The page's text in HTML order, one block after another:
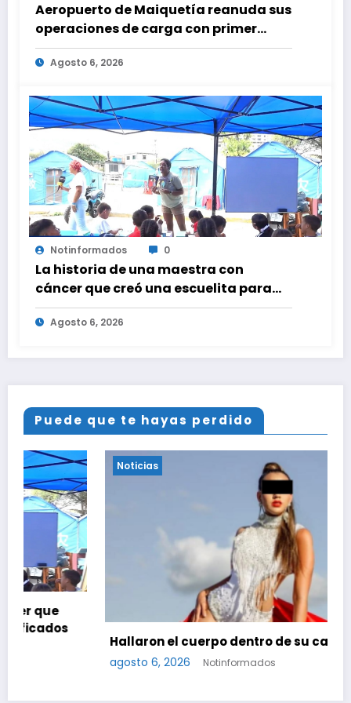
Aeropuerto de Maiquetía reanuda sus
operaciones de carga con primer
vuelo desde Panamá
Agosto 6, 2026
Notinformados 0
La historia de una maestra con
cáncer que creó una escuelita para
niños damnificados en La Guaira
Agosto 6, 2026
Puede que te hayas perdido
Noticias
Hallaron el cuerpo dentro de su casa
agosto 6, 2026 Notinformados